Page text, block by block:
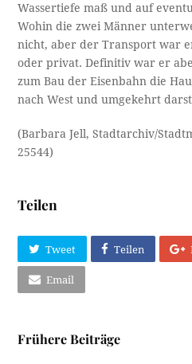
Wassertiefe maß und auf
Wohin die zwei Männer
nicht, aber der Transport war
oder privat. Definitiv war er
zum Bau der Eisenbahn die
nach West und umgekehrt
(Barbara Jell, Stadtarchiv/
25544)
Teilen
Tweet Teilen
Email
Frühere Beiträge